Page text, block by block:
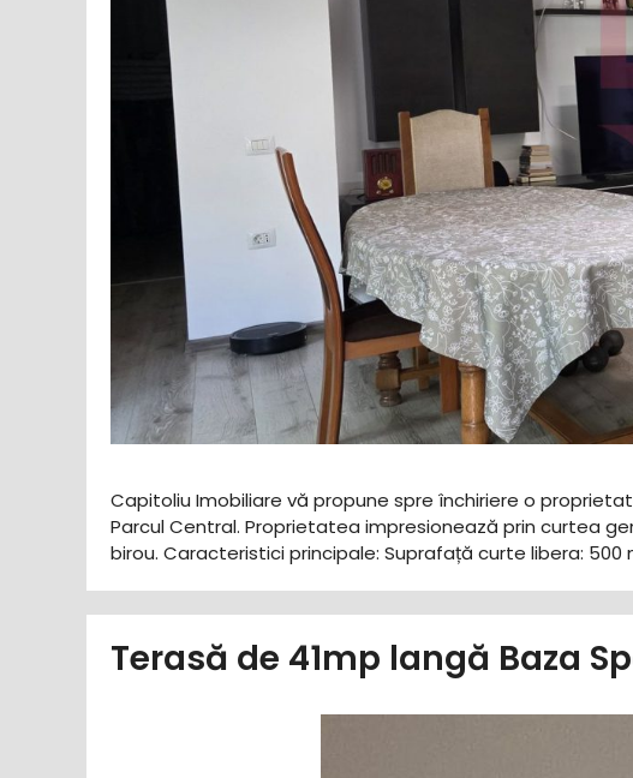
Capitoliu Imobiliare vă propune spre închiriere o
Parcul Central. Proprietatea impresionează prin curtea
birou. ​Caracteristici principale: ​Suprafață curte libera:
Terasă de 41mp langă Baza